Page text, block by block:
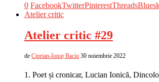
0 FacebookTwitterPinterestThreads
Atelier critic
Atelier critic #29
de Ciprian-Ionuț Baciu 30 noiembrie 2022
1. Poet și cronicar, Lucian Ionică,